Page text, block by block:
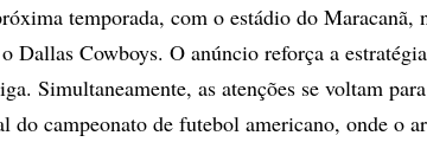
temporada, com o estádio do Maracanã,
Dallas Cowboys. O anúncio reforça a
Simultaneamente, as atenções se voltam
do campeonato de futebol americano, onde o